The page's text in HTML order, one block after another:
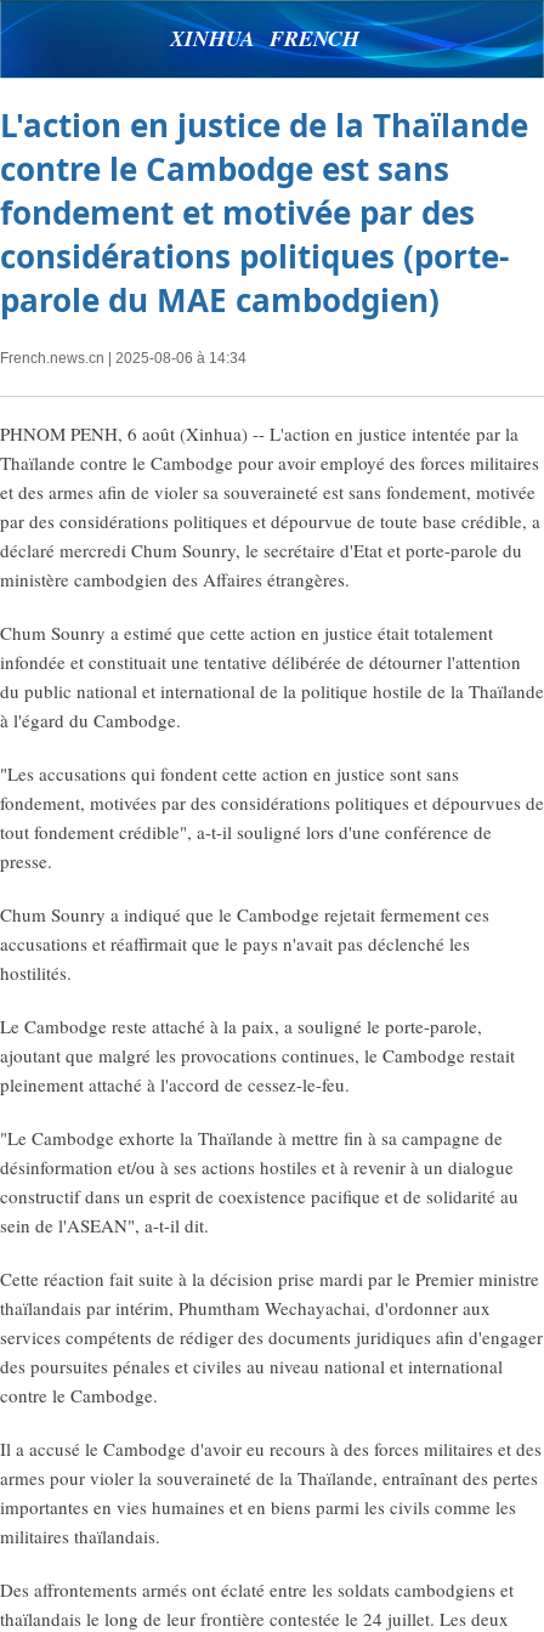
XINHUA FRENCH
L'action en justice de la Thaïlande
contre le Cambodge est sans
fondement et motivée par des
considérations politiques (porte-
parole du MAE cambodgien)
French.news.cn | 2025-08-06 à 14:34
PHNOM PENH, 6 août (Xinhua) -- L'action en justice intentée par la
Thaïlande contre le Cambodge pour avoir employé des forces militaires
et des armes afin de violer sa souveraineté est sans fondement, motivée
par des considérations politiques et dépourvue de toute base crédible, a
déclaré mercredi Chum Sounry, le secrétaire d'Etat et porte-parole du
ministère cambodgien des Affaires étrangères.
Chum Sounry a estimé que cette action en justice était totalement
infondée et constituait une tentative délibérée de détourner l'attention
du public national et international de la politique hostile de la Thaïlande
à l'égard du Cambodge.
"Les accusations qui fondent cette action en justice sont sans
fondement, motivées par des considérations politiques et dépourvues de
tout fondement crédible", a-t-il souligné lors d'une conférence de
presse.
Chum Sounry a indiqué que le Cambodge rejetait fermement ces
accusations et réaffirmait que le pays n'avait pas déclenché les
hostilités.
Le Cambodge reste attaché à la paix, a souligné le porte-parole,
ajoutant que malgré les provocations continues, le Cambodge restait
pleinement attaché à l'accord de cessez-le-feu.
"Le Cambodge exhorte la Thaïlande à mettre fin à sa campagne de
désinformation et/ou à ses actions hostiles et à revenir à un dialogue
constructif dans un esprit de coexistence pacifique et de solidarité au
sein de l'ASEAN", a-t-il dit.
Cette réaction fait suite à la décision prise mardi par le Premier ministre
thaïlandais par intérim, Phumtham Wechayachai, d'ordonner aux
services compétents de rédiger des documents juridiques afin d'engager
des poursuites pénales et civiles au niveau national et international
contre le Cambodge.
Il a accusé le Cambodge d'avoir eu recours à des forces militaires et des
armes pour violer la souveraineté de la Thaïlande, entraînant des pertes
importantes en vies humaines et en biens parmi les civils comme les
militaires thaïlandais.
Des affrontements armés ont éclaté entre les soldats cambodgiens et
thaïlandais le long de leur frontière contestée le 24 juillet. Les deux